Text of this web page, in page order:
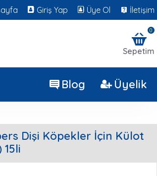
Giriş Yap Üye Ol İletişim
Sepetim
0
Blog Üyelik
Dişi Köpekler İçin Külot
15li